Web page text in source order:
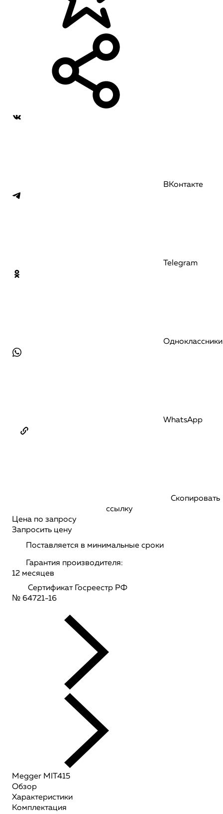
ВКонтакте
Telegram
Одноклассники
WhatsApp
Скопировать
ссылку
Цена по запросу
Запросить цену
Поставляется в минимальные сроки
Гарантия производителя:
12 месяцев
Сертификат Госреестр РФ
№ 64721-16
Megger MIT415
Обзор
Характеристики
Комплектация